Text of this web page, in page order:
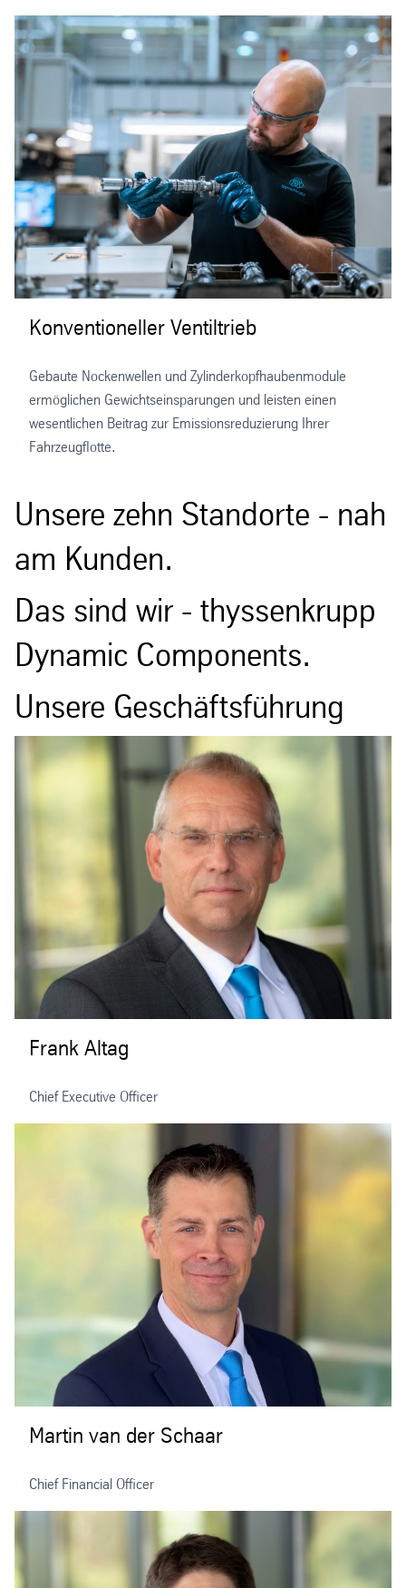
Konventioneller Ventiltrieb
Gebaute Nockenwellen und Zylinderkopfhaubenmodule
ermöglichen Gewichtseinsparungen und leisten einen
wesentlichen Beitrag zur Emissionsreduzierung Ihrer
Fahrzeugflotte.
Unsere zehn Standorte - nah
am Kunden.
Das sind wir - thyssenkrupp
Dynamic Components.
Unsere Geschäftsführung
Frank Altag
Chief Executive Officer
Martin van der Schaar
Chief Financial Officer